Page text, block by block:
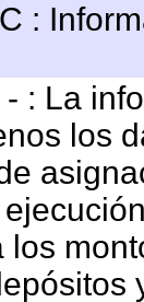
:
- : La
los
los